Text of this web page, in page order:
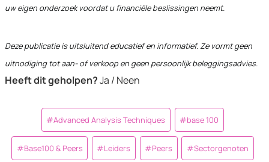
uw eigen onderzoek voordat u financiële beslissingen neemt.
Deze publicatie is uitsluitend educatief en informatief. Ze vormt geen
uitnodiging tot aan- of verkoop en geen persoonlijk beleggingsadvies.
Heeft dit geholpen?Ja / Neen
Post
Tags:
#Advanced Analysis Techniques #base 100
#Base100 & Peers #Leiders #Peers #Sectorgenoten